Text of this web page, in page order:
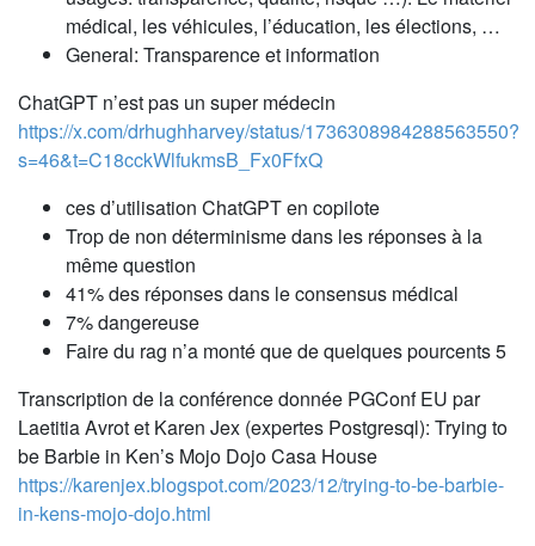
médical, les véhicules, l’éducation, les élections, …
General: Transparence et information
ChatGPT n’est pas un super médecin
https://x.com/drhughharvey/status/1736308984288563550?
s=46&t=C18cckWlfukmsB_Fx0FfxQ
ces d’utilisation ChatGPT en copilote
Trop de non déterminisme dans les réponses à la
même question
41% des réponses dans le consensus médical
7% dangereuse
Faire du rag n’a monté que de quelques pourcents 5
Transcription de la conférence donnée PGConf EU par
Laetitia Avrot et Karen Jex (expertes Postgresql): Trying to
be Barbie in Ken’s Mojo Dojo Casa House
https://karenjex.blogspot.com/2023/12/trying-to-be-barbie-
in-kens-mojo-dojo.html